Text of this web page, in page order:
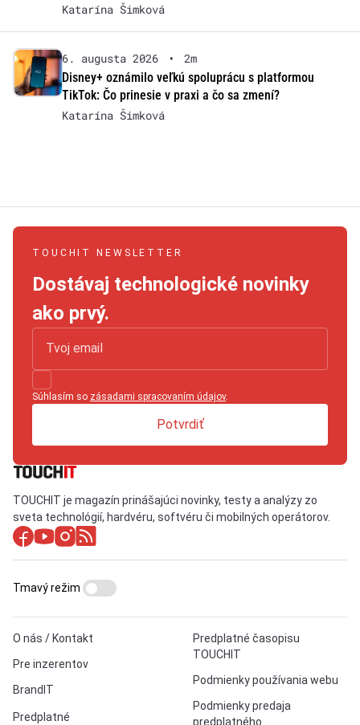
Katarína Šimková
6. augusta 2026 •
2m
Disney+ oznámilo veľkú spoluprácu s platformou
TikTok: Čo prinesie v praxi a čo sa zmení?
Katarína Šimková
TOUCHIT NEWSLETTER
Dostávaj technologické novinky
ako prvý.
Súhlasím so zásadami spracovaním údajov.
Potvrdiť
TOUCHIT je magazín prinášajúci novinky, testy a analýzy zo
sveta technológií, hardvéru, softvéru či mobilných operátorov.
O nás / Kontakt
Pre inzerentov
BrandIT
Predplatné
Predplatné časopisu
TOUCHIT
Podmienky používania webu
Podmienky predaja
predplatného
Tmavý režim